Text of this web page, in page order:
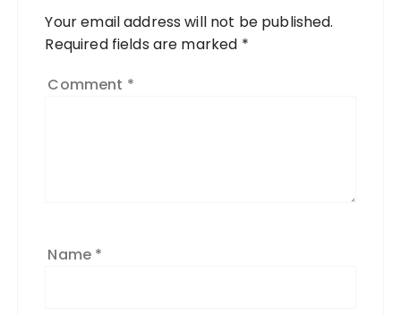
Your email address will not be published.
Required fields are marked *
Comment *
Name *